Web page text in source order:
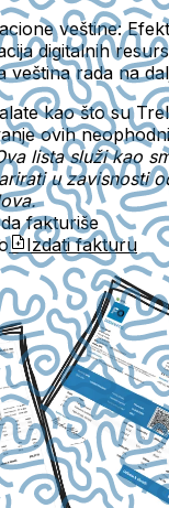
veštine:
digitalnih
veština rada na
kao što su
ovih
lista služi kao
u zavisnosti
fakturiše
Izdati fakturu